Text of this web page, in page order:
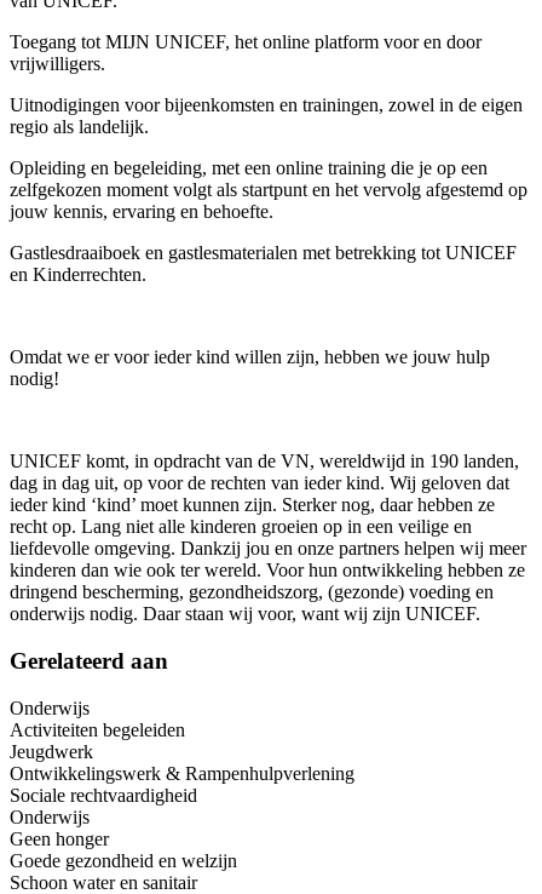
Toegang tot MIJN UNICEF, het online platform voor en door
vrijwilligers.
Uitnodigingen voor bijeenkomsten en trainingen, zowel in de eigen
regio als landelijk.
Opleiding en begeleiding, met een online training die je op een
zelfgekozen moment volgt als startpunt en het vervolg afgestemd op
jouw kennis, ervaring en behoefte.
Gastlesdraaiboek en gastlesmaterialen met betrekking tot UNICEF
en Kinderrechten.
Omdat we er voor ieder kind willen zijn, hebben we jouw hulp
nodig!
UNICEF komt, in opdracht van de VN, wereldwijd in 190 landen,
dag in dag uit, op voor de rechten van ieder kind. Wij geloven dat
ieder kind ‘kind’ moet kunnen zijn. Sterker nog, daar hebben ze
recht op. Lang niet alle kinderen groeien op in een veilige en
liefdevolle omgeving. Dankzij jou en onze partners helpen wij meer
kinderen dan wie ook ter wereld. Voor hun ontwikkeling hebben ze
dringend bescherming, gezondheidszorg, (gezonde) voeding en
onderwijs nodig. Daar staan wij voor, want wij zijn UNICEF.
Gerelateerd aan
Onderwijs
Activiteiten begeleiden
Jeugdwerk
Ontwikkelingswerk & Rampenhulpverlening
Sociale rechtvaardigheid
Onderwijs
Geen honger
Goede gezondheid en welzijn
Schoon water en sanitair